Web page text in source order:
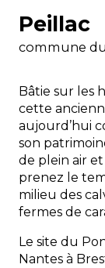
Peillac
commune
Bâtie sur les
cette
aujourd’hui
son
de plein air
prenez le
milieu des
fermes de
Le site du
Nantes à